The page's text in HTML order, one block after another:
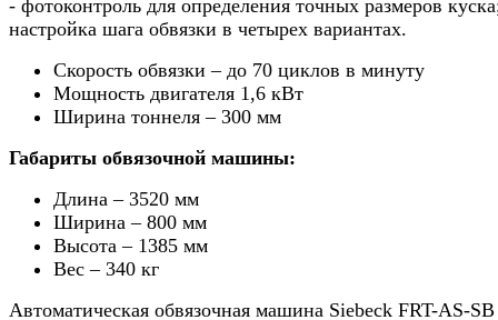
- фотоконтроль для определения точных размеров
настройка шага обвязки в четырех вариантах.
Скорость обвязки – до 70 циклов в минуту
Мощность двигателя 1,6 кВт
Ширина тоннеля – 300 мм
Габариты обвязочной машины:
Длина – 3520 мм
Ширина – 800 мм
Высота – 1385 мм
Вес – 340 кг
Автоматическая обвязочная машина Siebeck FRT-AS-SB